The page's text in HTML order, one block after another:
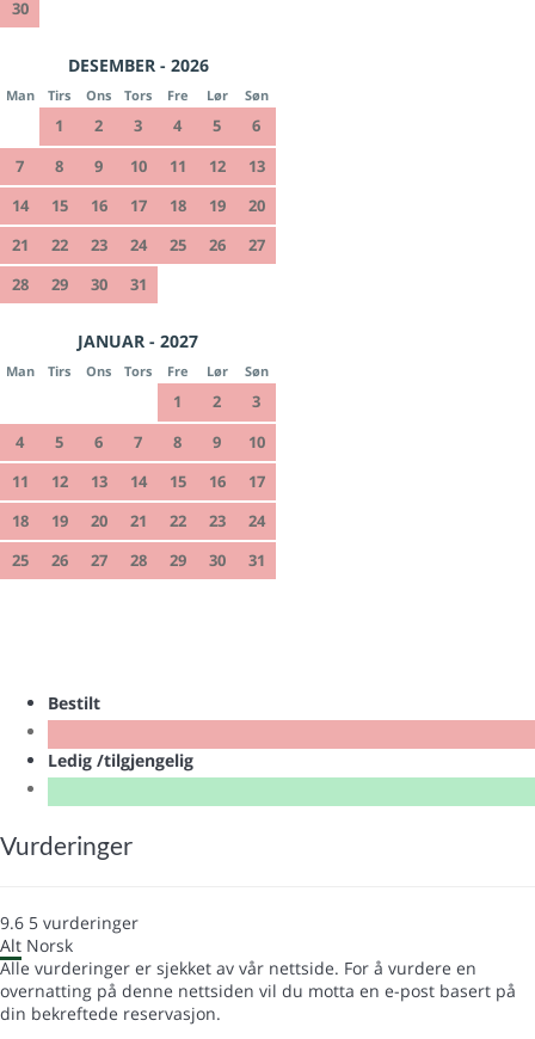
30
DESEMBER - 2026
Man Tirs Ons Tors Fre Lør Søn
1 2 3 4 5
6
7
8 9 10 11 12
13
14
15 16 17 18 19
20
21
22 23 24 25 26
27
28
29 30 31
JANUAR - 2027
Man Tirs Ons Tors Fre Lør Søn
1 2
3
4
5 6 7 8 9
10
11
12 13 14 15 16
17
18
19 20 21 22 23
24
25
26 27 28 29 30 31
Bestilt
Ledig /tilgjengelig
Vurderinger
9.6 5 vurderinger
Alt Norsk
Alle vurderinger er sjekket av vår nettside. For å vurdere en
overnatting på denne nettsiden vil du motta en e-post basert på
din bekreftede reservasjon.